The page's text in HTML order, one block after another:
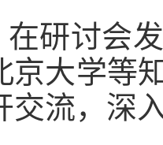
在研讨会
京大学等
交流，深